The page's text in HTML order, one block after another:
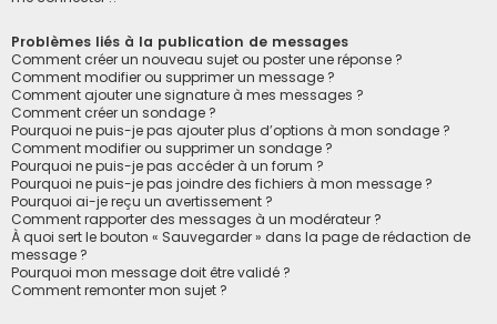
Problèmes liés à la publication de messages
Comment créer un nouveau sujet ou poster une réponse ?
Comment modifier ou supprimer un message ?
Comment ajouter une signature à mes messages ?
Comment créer un sondage ?
Pourquoi ne puis-je pas ajouter plus d’options à mon sondage ?
Comment modifier ou supprimer un sondage ?
Pourquoi ne puis-je pas accéder à un forum ?
Pourquoi ne puis-je pas joindre des fichiers à mon message ?
Pourquoi ai-je reçu un avertissement ?
Comment rapporter des messages à un modérateur ?
À quoi sert le bouton « Sauvegarder » dans la page de rédaction de
message ?
Pourquoi mon message doit être validé ?
Comment remonter mon sujet ?